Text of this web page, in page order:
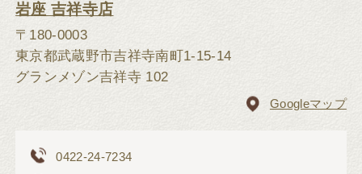
岩座 吉祥寺店
〒180-0003
東京都武蔵野市吉祥寺南町1-15-14
グランメゾン吉祥寺 102
Googleマップ
0422-24-7234